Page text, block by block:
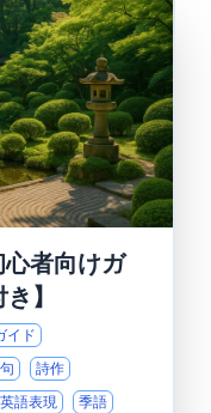
者向けガ
】
イド
詩作
英語表現
季語